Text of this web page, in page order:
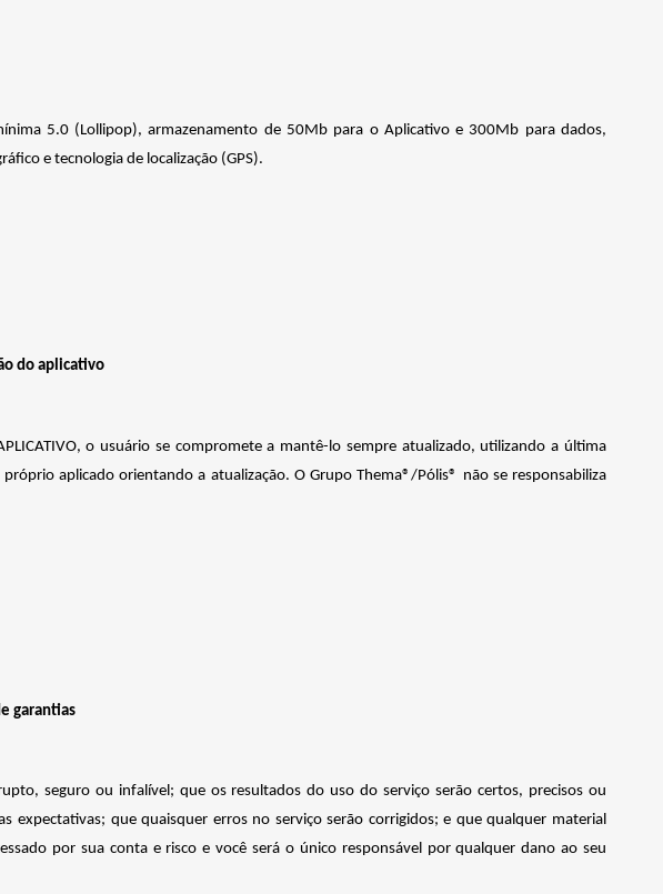
5.0 (Lollipop), armazenamento de 50Mb para o Aplicativo e 300Mb para dados,
e tecnologia de localização (GPS).
do aplicativo
o usuário se compromete a mantê-lo sempre atualizado, utilizando a última
aplicado orientando a atualização. O Grupo Thema®/Pólis® não se responsabiliza
garantias
seguro ou infalível; que os resultados do uso do serviço serão certos, precisos ou
expectativas; que quaisquer erros no serviço serão corrigidos; e que qualquer material
por sua conta e risco e você será o único responsável por qualquer dano ao seu